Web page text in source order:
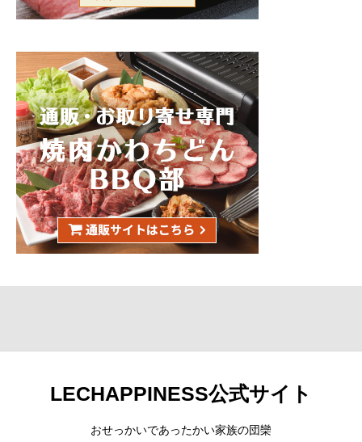
LECHAPPINESS公式サイト
おせっかいであったかい家族の団欒